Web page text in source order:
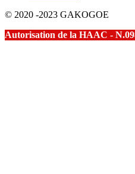
© 2020 -2023 GAKOGOE
Autorisation de la HAAC -